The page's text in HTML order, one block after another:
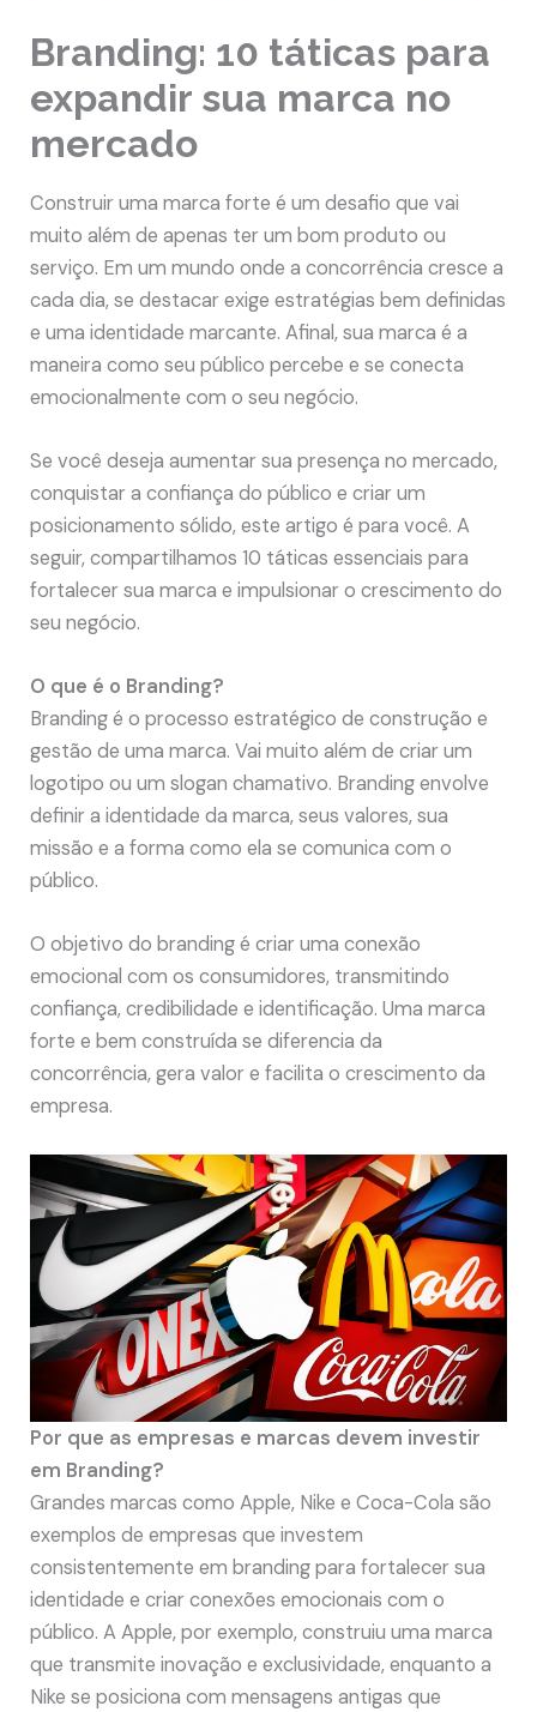
Branding: 10 táticas para
expandir sua marca no
mercado
Construir uma marca forte é um desafio que vai
muito além de apenas ter um bom produto ou
serviço. Em um mundo onde a concorrência cresce a
cada dia, se destacar exige estratégias bem definidas
e uma identidade marcante. Afinal, sua marca é a
maneira como seu público percebe e se conecta
emocionalmente com o seu negócio.
Se você deseja aumentar sua presença no mercado,
conquistar a confiança do público e criar um
posicionamento sólido, este artigo é para você. A
seguir, compartilhamos 10 táticas essenciais para
fortalecer sua marca e impulsionar o crescimento do
seu negócio.
O que é o Branding?
Branding é o processo estratégico de construção e
gestão de uma marca. Vai muito além de criar um
logotipo ou um slogan chamativo. Branding envolve
definir a identidade da marca, seus valores, sua
missão e a forma como ela se comunica com o
público.
O objetivo do branding é criar uma conexão
emocional com os consumidores, transmitindo
confiança, credibilidade e identificação. Uma marca
forte e bem construída se diferencia da
concorrência, gera valor e facilita o crescimento da
empresa.
Por que as empresas e marcas devem investir
em Branding?
Grandes marcas como Apple, Nike e Coca-Cola são
exemplos de empresas que investem
consistentemente em branding para fortalecer sua
identidade e criar conexões emocionais com o
público. A Apple, por exemplo, construiu uma marca
que transmite inovação e exclusividade, enquanto a
Nike se posiciona com mensagens antigas que